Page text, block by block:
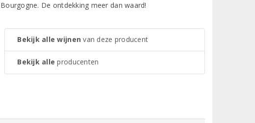
De ontdekking meer dan waard!
Bekijk alle wijnen van deze producent
Bekijk alle producenten